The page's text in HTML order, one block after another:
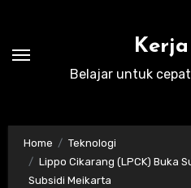
content
Belajar untuk
Home
Teknologi
Lippo Cikarang (LPCK) Buka
Subsidi Meikarta